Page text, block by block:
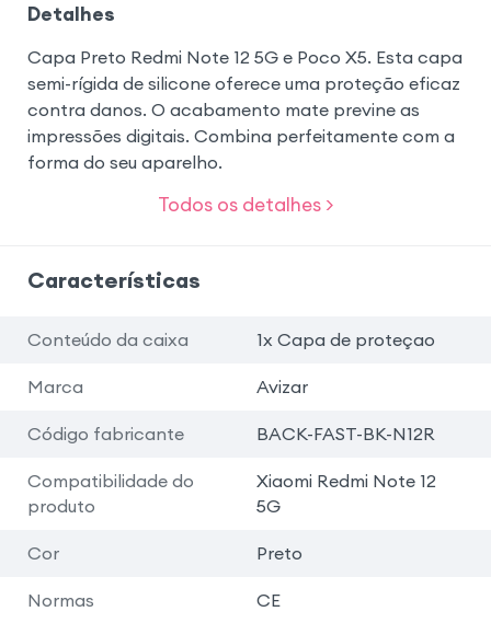
Detalhes
Capa Preto Redmi Note 12 5G e Poco X5. Esta capa
semi-rígida de silicone oferece uma proteção eficaz
contra danos. O acabamento mate previne as
impressões digitais. Combina perfeitamente com a
forma do seu aparelho.
Todos os detalhes >
Características
Conteúdo da caixa 1x Capa de proteçao
Marca Avizar
Código fabricante BACK-FAST-BK-N12R
Compatibilidade do
produto
Xiaomi Redmi Note 12
5G
Cor Preto
Normas CE